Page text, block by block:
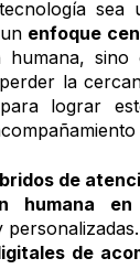
sea
enfoque
humana,
la
lograr
de
humana
personalizadas.
de